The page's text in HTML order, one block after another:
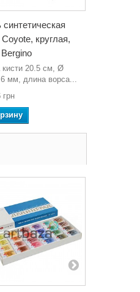
синтетическая
круглая,
кисти 20.5 см, Ø
мм, длина ворса...
грн